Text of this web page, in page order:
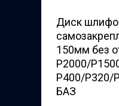
Диск
150мм без
P2000/
Р400/P320/
БАЗ